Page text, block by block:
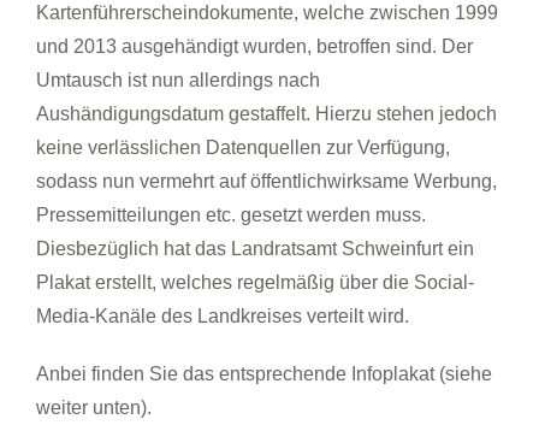
Kartenführerscheindokumente, welche zwischen 1999
und 2013 ausgehändigt wurden, betroffen sind. Der
Umtausch ist nun allerdings nach
Aushändigungsdatum gestaffelt. Hierzu stehen jedoch
keine verlässlichen Datenquellen zur Verfügung,
sodass nun vermehrt auf öffentlichwirksame Werbung,
Pressemitteilungen etc. gesetzt werden muss.
Diesbezüglich hat das Landratsamt Schweinfurt ein
Plakat erstellt, welches regelmäßig über die Social-
Media-Kanäle des Landkreises verteilt wird.
Anbei finden Sie das entsprechende Infoplakat (siehe
weiter unten).